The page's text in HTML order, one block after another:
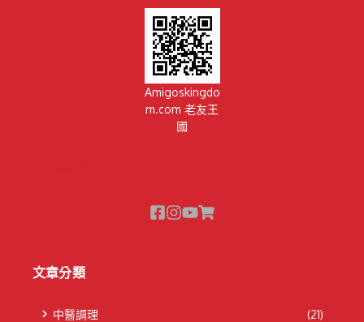
Amigoskingdo
m.com 老友王
國
文章分類
中醫調理 (21)